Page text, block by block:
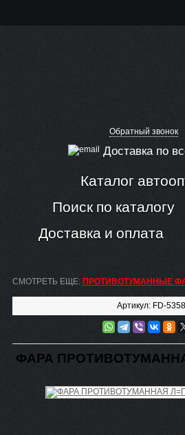
Обратный звонок
Доставка по
Каталог
Поиск по каталогу
Доставка и оплата
СМОТРЕТЬ ЕЩЕ: ПРОТИВОТУМАННЫЕ
Артикул: FD-
ФАРА